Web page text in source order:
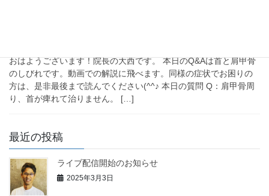
おはようございます！院長の大西です。 本日のQ&Aは首と肩甲骨
のしびれです。動画での解説に飛べます。同様の症状でお困りの
方は、是非最後まで読んでください(^^♪ 本日の質問 Q：肩甲骨周
り、首が痺れて治りません。 […]
最近の投稿
ライブ配信開始のお知らせ
2025年3月3日